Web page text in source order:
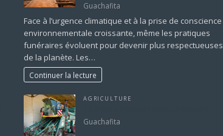
Guachafita
Face à l’urgence climatique et à la prise de conscience
environnementale croissante, même les pratiques
funéraires évoluent pour devenir plus respectueuses
de la planète. Les…
Continuer la lecture
AGRICULTURE
Guachafita